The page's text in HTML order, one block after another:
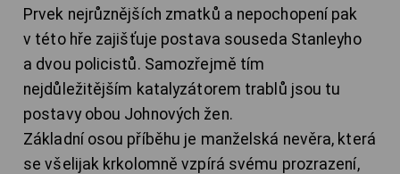
Prvek nejrůznějších zmatků a nepochopení pak
v této hře zajišťuje postava souseda Stanleyho
a dvou policistů. Samozřejmě tím
nejdůležitějším katalyzátorem trablů jsou tu
postavy obou Johnových žen.
Základní osou příběhu je manželská nevěra, která
se všelijak krkolomně vzpírá svému prozrazení,